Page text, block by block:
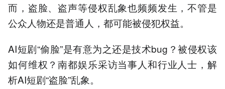
而，盗脸、盗声等侵权乱象也频频发生，不管是
公众人物还是普通人，都可能被侵犯权益。
AI短剧“偷脸”是有意为之还是技术bug？被侵权该
如何维权？南都娱乐采访当事人和行业人士，解
析AI短剧“盗脸”乱象。